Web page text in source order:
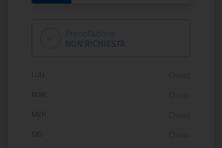
Orario di apertura:
LUN
MAR
MER
GIO